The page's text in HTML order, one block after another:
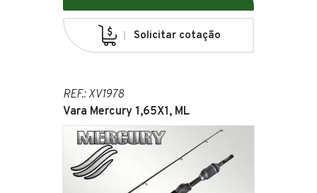
Solicitar cotação
REF.: XV1978
Vara Mercury 1,65X1, ML